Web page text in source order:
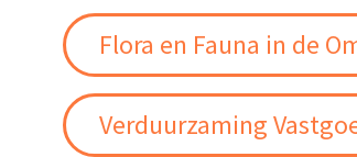
Flora en Fauna in de
Verduurzaming